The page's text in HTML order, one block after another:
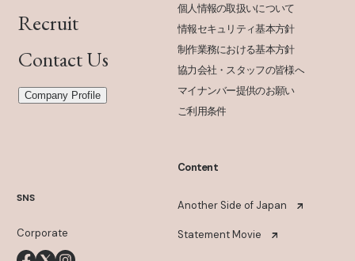
Recruit
Contact Us
Company Profile
SNS
Corporate
個人情報の取扱いについて
情報セキュリティ基本方針
制作業務における基本方針
協力会社・スタッフの皆様へ
マイナンバー提供のお願い
ご利用条件
Content
Another Side of Japan
Statement Movie